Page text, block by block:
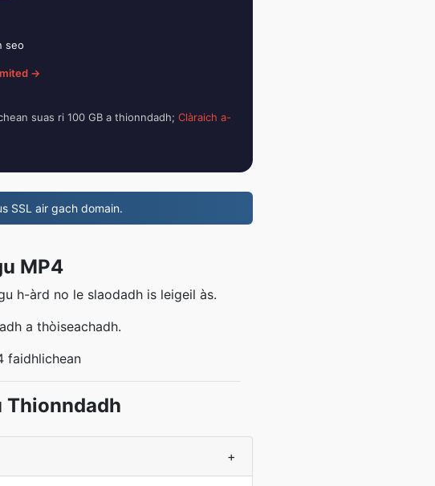
seo
→
suas ri 100 GB a thionndadh; Clàraich a-
SSL air gach domain.
MP4
h-àrd no le slaodadh is leigeil às.
a thòiseachadh.
faidhlichean
Thionndadh
+